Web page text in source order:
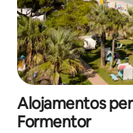
Alojamentos
Formentor